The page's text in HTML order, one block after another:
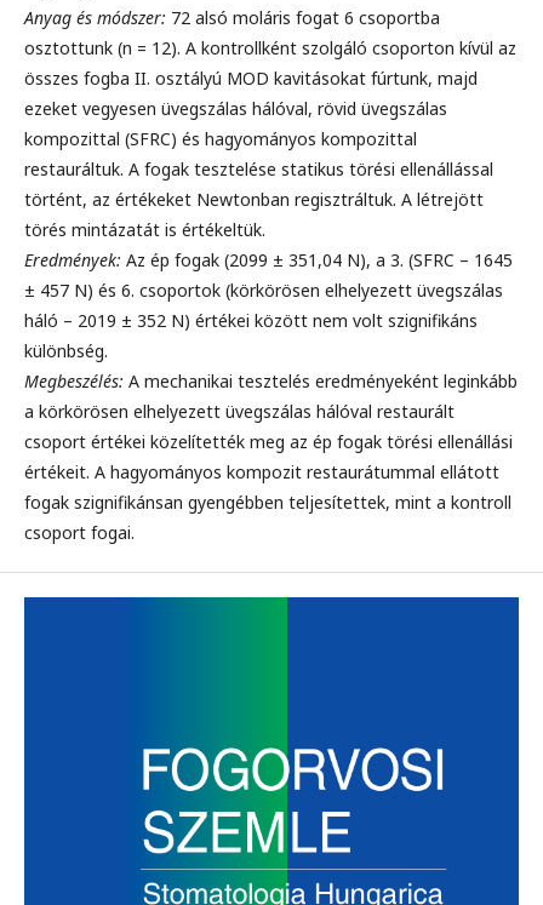
Anyag és módszer: 72 alsó moláris fogat 6 csoportba
osztottunk (n = 12). A kontrollként szolgáló csoporton kívül az
összes fogba II. osztályú MOD kavitásokat fúrtunk, majd
ezeket vegyesen üvegszálas hálóval, rövid üvegszálas
kompozittal (SFRC) és hagyományos kompozittal
restauráltuk. A fogak tesztelése statikus törési ellenállással
történt, az értékeket Newtonban regisztráltuk. A létrejött
törés mintázatát is értékeltük.
Eredmények: Az ép fogak (2099 ± 351,04 N), a 3. (SFRC – 1645
± 457 N) és 6. csoportok (körkörösen elhelyezett üvegszálas
háló – 2019 ± 352 N) értékei között nem volt szignifikáns
különbség.
Megbeszélés: A mechanikai tesztelés eredményeként leginkább
a körkörösen elhelyezett üvegszálas hálóval restaurált
csoport értékei közelítették meg az ép fogak törési ellenállási
értékeit. A hagyományos kompozit restaurátummal ellátott
fogak szignifikánsan gyengébben teljesítettek, mint a kontroll
csoport fogai.